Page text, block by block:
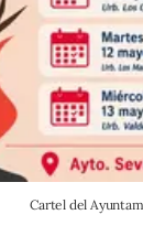
Cartel del